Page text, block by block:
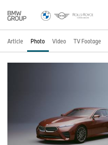
Article Photo Video TV Footage